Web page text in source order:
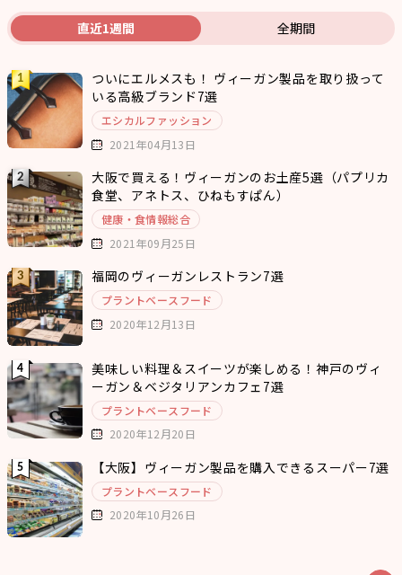
直近1週間 全期間
ついにエルメスも！ ヴィーガン製品を取り扱って
いる高級ブランド7選
エシカルファッション
2021年04月13日
大阪で買える！ヴィーガンのお土産5選（パプリカ
食堂、アネトス、ひねもすぱん）
健康・食情報総合
2021年09月25日
福岡のヴィーガンレストラン7選
プラントベースフード
2020年12月13日
美味しい料理＆スイーツが楽しめる！神戸のヴィ
ーガン＆ベジタリアンカフェ7選
プラントベースフード
2020年12月20日
【大阪】ヴィーガン製品を購入できるスーパー7選
プラントベースフード
2020年10月26日